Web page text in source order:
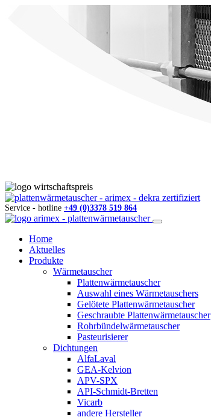
Service - hotline +49 (0)3378 519 864
Home
Aktuelles
Produkte
Wärmetauscher
Plattenwärmetauscher
Auswahl eines Wärmetauschers
Gelötete Plattenwärmetauscher
Geschraubte Plattenwärmetauscher
Rohrbündelwärmetauscher
Pasteurisierer
Dichtungen
AlfaLaval
GEA-Kelvion
APV-SPX
API-Schmidt-Bretten
Vicarb
andere Hersteller